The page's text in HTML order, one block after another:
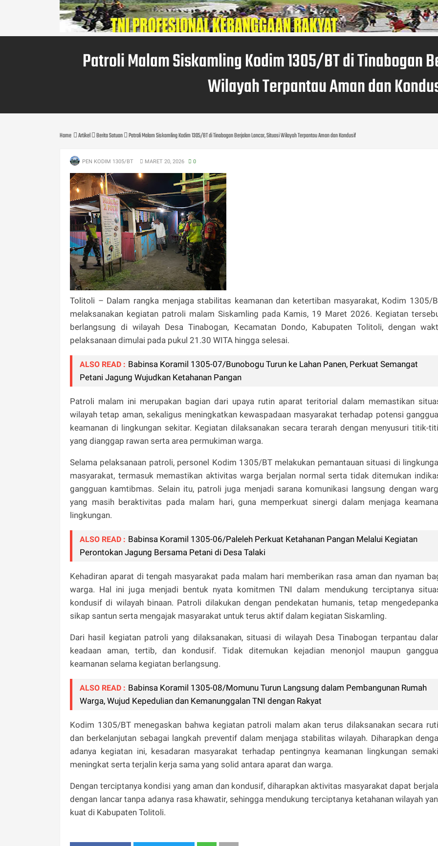
Patroli Malam Siskamling Kodim 1305/BT di Tinabogan
Wilayah Terpantau Aman dan
Home Artikel Berita Satuan Patroli Malam Siskamling Kodim 1305/BT di Tinabogan Berjalan Lancar, Situasi Wilayah Terpantau Aman dan Kondusif
PEN KODIM 1305/BT MARET 20, 2026 0
Tolitoli – Dalam rangka menjaga stabilitas keamanan dan ketertiban masyarakat, Kodim 1305/
melaksanakan kegiatan patroli malam Siskamling pada Kamis, 19 Maret 2026. Kegiatan
berlangsung di wilayah Desa Tinabogan, Kecamatan Dondo, Kabupaten Tolitoli, dengan
pelaksanaan dimulai pada pukul 21.30 WITA hingga selesai.
ALSO READ : Babinsa Koramil 1305-07/Bunobogu Turun ke Lahan Panen, Perkuat Semangat
Petani Jagung Wujudkan Ketahanan Pangan
Patroli malam ini merupakan bagian dari upaya rutin aparat teritorial dalam memastikan
wilayah tetap aman, sekaligus meningkatkan kewaspadaan masyarakat terhadap potensi
keamanan di lingkungan sekitar. Kegiatan dilaksanakan secara terarah dengan menyusuri titik-
yang dianggap rawan serta area permukiman warga.
Selama pelaksanaan patroli, personel Kodim 1305/BT melakukan pemantauan situasi di
masyarakat, termasuk memastikan aktivitas warga berjalan normal serta tidak ditemukan
gangguan kamtibmas. Selain itu, patroli juga menjadi sarana komunikasi langsung dengan
yang masih beraktivitas pada malam hari, guna memperkuat sinergi dalam menjaga
lingkungan.
ALSO READ : Babinsa Koramil 1305-06/Paleleh Perkuat Ketahanan Pangan Melalui Kegiatan
Perontokan Jagung Bersama Petani di Desa Talaki
Kehadiran aparat di tengah masyarakat pada malam hari memberikan rasa aman dan nyaman
warga. Hal ini juga menjadi bentuk nyata komitmen TNI dalam mendukung terciptanya
kondusif di wilayah binaan. Patroli dilakukan dengan pendekatan humanis, tetap
sikap santun serta mengajak masyarakat untuk terus aktif dalam kegiatan Siskamling.
Dari hasil kegiatan patroli yang dilaksanakan, situasi di wilayah Desa Tinabogan terpantau
keadaan aman, tertib, dan kondusif. Tidak ditemukan kejadian menonjol maupun
keamanan selama kegiatan berlangsung.
ALSO READ : Babinsa Koramil 1305-08/Momunu Turun Langsung dalam Pembangunan Rumah
Warga, Wujud Kepedulian dan Kemanunggalan TNI dengan Rakyat
Kodim 1305/BT menegaskan bahwa kegiatan patroli malam akan terus dilaksanakan secara
dan berkelanjutan sebagai langkah preventif dalam menjaga stabilitas wilayah. Diharapkan
adanya kegiatan ini, kesadaran masyarakat terhadap pentingnya keamanan lingkungan
meningkat serta terjalin kerja sama yang solid antara aparat dan warga.
Dengan terciptanya kondisi yang aman dan kondusif, diharapkan aktivitas masyarakat dapat
dengan lancar tanpa adanya rasa khawatir, sehingga mendukung terciptanya ketahanan wilayah
kuat di Kabupaten Tolitoli.